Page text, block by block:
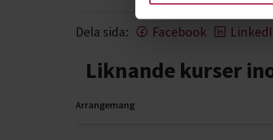
Dela sida: Facebook
Liknande kurser
Arrangemang